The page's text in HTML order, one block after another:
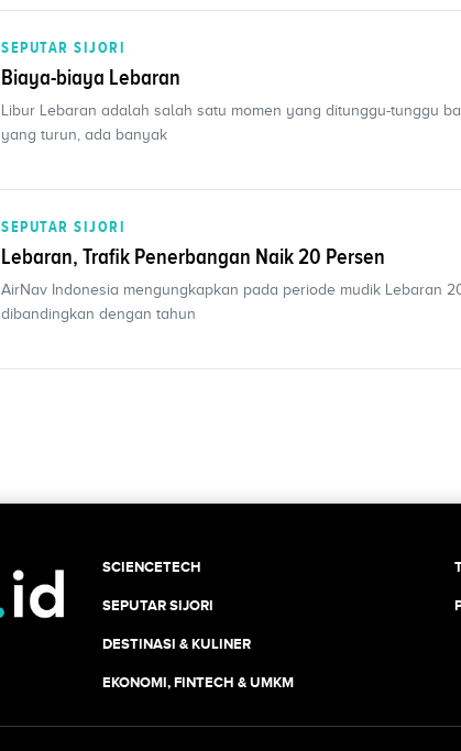
SEPUTAR SIJORI
Biaya-biaya Lebaran
Libur Lebaran adalah salah satu momen yang ditunggu-tunggu
yang turun, ada banyak
SEPUTAR SIJORI
Lebaran, Trafik Penerbangan Naik 20 Persen
AirNav Indonesia mengungkapkan pada periode mudik Lebaran
dibandingkan dengan tahun
SCIENCETECH
SEPUTAR SIJORI
DESTINASI & KULINER
EKONOMI, FINTECH & UMKM